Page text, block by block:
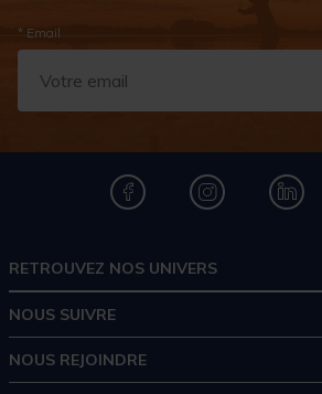
* Email
RETROUVEZ NOS UNIVERS
NOUS SUIVRE
NOUS REJOINDRE